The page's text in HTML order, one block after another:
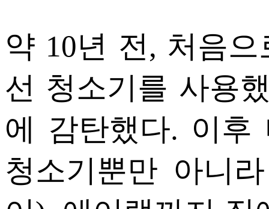
약 10년 전, 처음
선 청소기를 사용
에 감탄했다. 이후
청소기뿐만 아니